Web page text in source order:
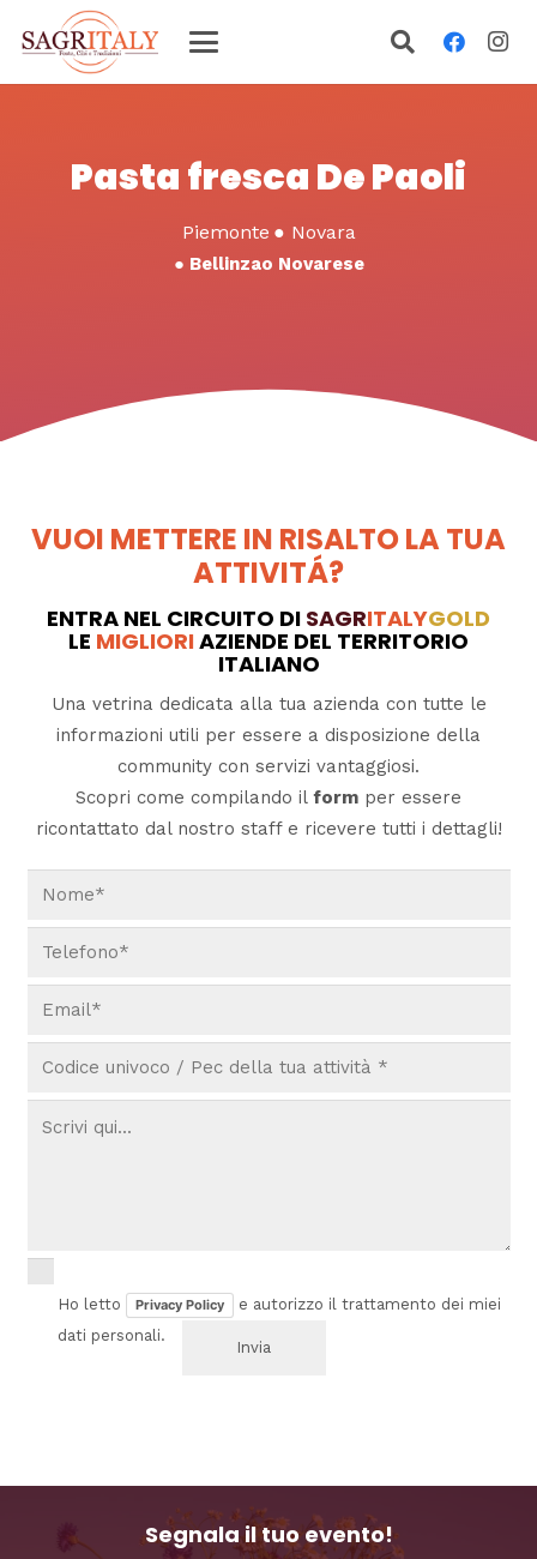
Pasta fresca De Paoli
Piemonte ● Novara
● Bellinzao Novarese
VUOI METTERE IN RISALTO LA TUA
ATTIVITÁ?
ENTRA NEL CIRCUITO DI SAGRITALYGOLD
LE MIGLIORIAZIENDE DEL TERRITORIO
ITALIANO
Una vetrina dedicata alla tua azienda con tutte le
informazioni utili per essere a disposizione della
community con servizi vantaggiosi.
Scopri come compilando il form per essere
ricontattato dal nostro staff e ricevere tutti i dettagli!
Ho letto Privacy Policy
e autorizzo il trattamento dei miei
dati personali.
Segnala il tuo evento!